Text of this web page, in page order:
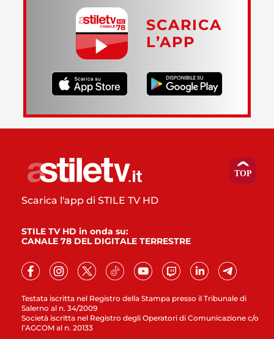
SCARICA
L’APP
Testata iscritta nel Registro della Stampa presso il Tribunale di
Salerno al n. 34/2009
Società iscritta nel Registro degli Operatori di Comunicazione c/o
l’AGCOM al n. 20133
Scarica l'app di STILE TV HD
STILE TV HD in onda su:
CANALE 78 DEL DIGITALE TERRESTRE